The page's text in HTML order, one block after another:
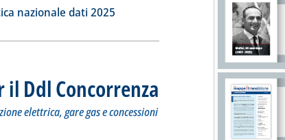
nazionale dati 2025
Ddl Concorrenza . Sottotitolo: Su governance
. Pubblicata martedì 04 agosto 2026
elettrica, gare gas e concessioni